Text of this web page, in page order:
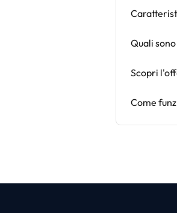
Quali
Scopri
Come